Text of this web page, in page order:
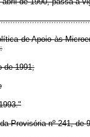
de Apoio às
de 1991;
Provisória nº 241,